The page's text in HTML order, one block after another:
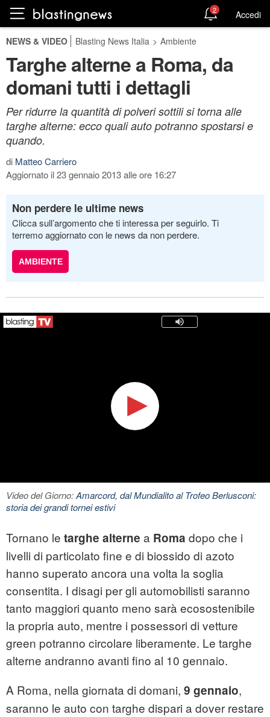
2 Accedi
NEWS & VIDEO Blasting News Italia > Ambiente
Targhe alterne a Roma, da
domani tutti i dettagli
Per ridurre la quantità di polveri sottili si torna alle
targhe alterne: ecco quali auto potranno spostarsi e
quando.
di Matteo Carriero
Aggiornato il 23 gennaio 2013 alle ore 16:27
Non perdere le ultime news
Clicca sull’argomento che ti interessa per seguirlo. Ti
terremo aggiornato con le news da non perdere.
AMBIENTE
Video del Giorno:Amarcord, dal Mundialito al Trofeo Berlusconi:
storia dei grandi tornei estivi
Tornano le targhe alterne a Roma dopo che i
livelli di particolato fine e di biossido di azoto
hanno superato ancora una volta la soglia
consentita. I disagi per gli automobilisti saranno
tanto maggiori quanto meno sarà ecosostenibile
la propria auto, mentre i possessori di vetture
green potranno circolare liberamente. Le targhe
alterne andranno avanti fino al 10 gennaio.
A Roma, nella giornata di domani, 9 gennaio,
saranno le auto con targhe dispari a dover restare